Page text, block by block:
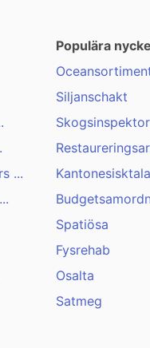
...
Populära
Siljanschakt
Spatiösa
Fysrehab
Osalta
Satmeg